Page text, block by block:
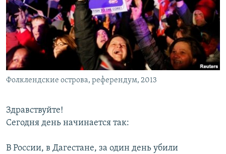
РАСПИСАНИЕ ВЕЩАНИЯ
ПОДПИШИТЕСЬ НА РАССЫЛКУ
СОЦИАЛЬНЫЕ СЕТИ
Все сайты РСЕ/РС
Фолклендские острова, референдум, 2013
Здравствуйте!
Сегодня день начинается так:
В России, в Дагестане, за один день убили